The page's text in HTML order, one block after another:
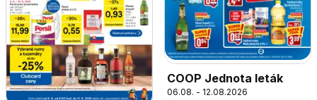
COOP Jednota leták
06.08. - 12.08.2026